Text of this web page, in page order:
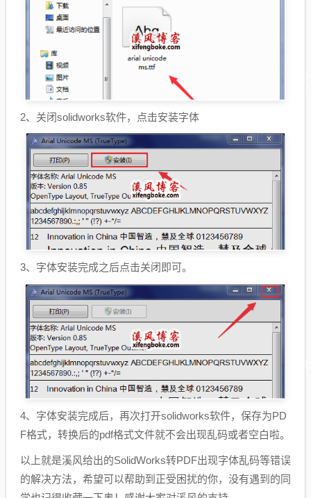
2、关闭solidworks软件，点击安装字体
3、字体安装完成之后点击关闭即可。
4、字体安装完成后，再次打开solidworks软件，保存为PD
F格式，转换后的pdf格式文件就不会出现乱码或者空白啦。
以上就是溪风给出的SolidWorks转PDF出现字体乱码等错误
的解决方法，希望可以帮助到正受困扰的你，没有遇到的同